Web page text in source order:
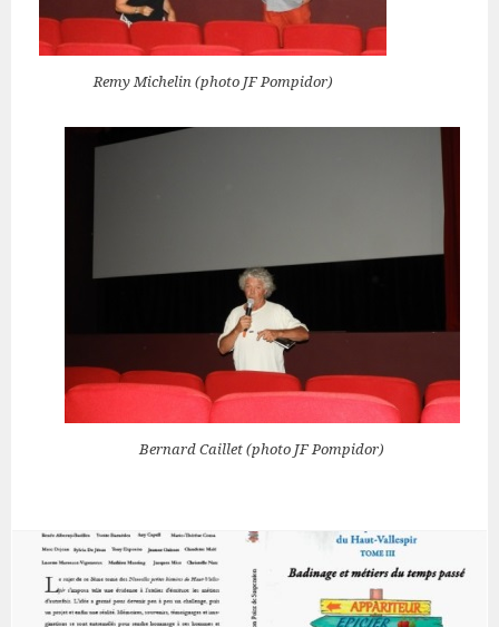
Remy Michelin (photo JF Pompidor)
Bernard Caillet (photo JF Pompidor)